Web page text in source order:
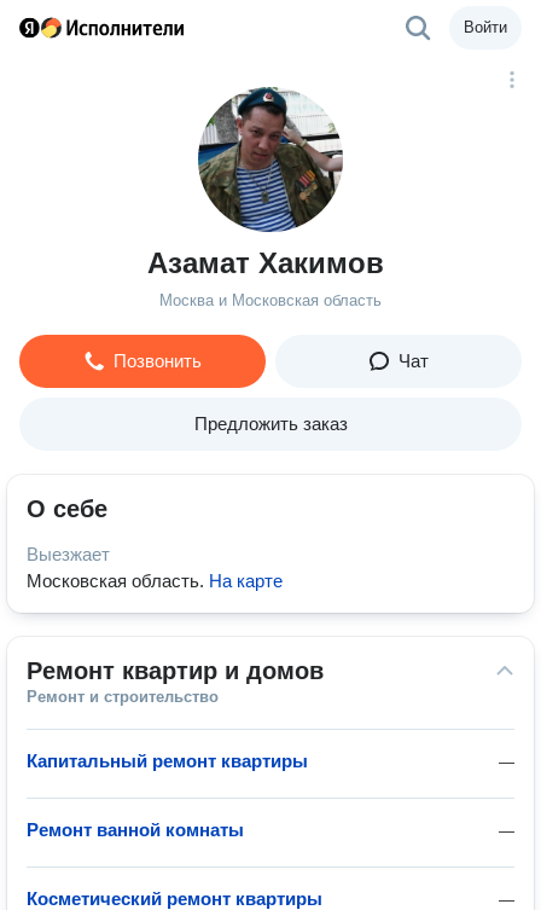
Войти
Азамат Хакимов
Москва и Московская область
Позвонить Чат
Предложить заказ
О себе
Выезжает
Московская область. На карте
Ремонт квартир и домов
Ремонт и строительство
—
Капитальный ремонт квартиры
—
Ремонт ванной комнаты
—
Косметический ремонт квартиры